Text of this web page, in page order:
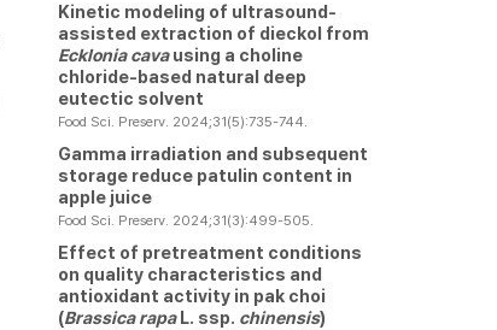
Kinetic modeling of ultrasound-
assisted extraction of dieckol from
Ecklonia cavausing a choline
chloride-based natural deep
eutectic solvent
Food Sci. Preserv. 2024;31(5):735-744.
Gamma irradiation and subsequent
storage reduce patulin content in
apple juice
Food Sci. Preserv. 2024;31(3):499-505.
Effect of pretreatment conditions
on quality characteristics and
antioxidant activity in pak choi
(Brassica rapaL. ssp. chinensis)